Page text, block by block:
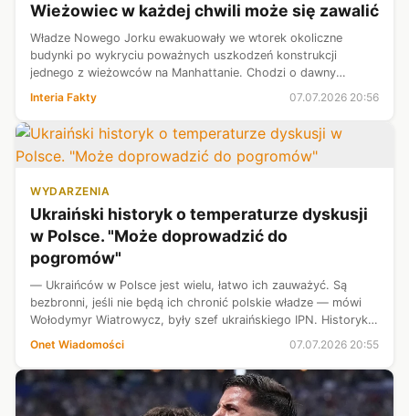
Wieżowiec w każdej chwili może się zawalić
Władze Nowego Jorku ewakuowały we wtorek okoliczne
budynki po wykryciu poważnych uszkodzeń konstrukcji
jednego z wieżowców na Manhattanie. Chodzi o dawny
biurowiec firmy Pfizer, który jest obecnie przebudowywany na
kompleks mieszkaniowy. Burmistrz mi...
Interia Fakty 07.07.2026 20:56
WYDARZENIA
Ukraiński historyk o temperaturze dyskusji
w Polsce. "Może doprowadzić do
pogromów"
— Ukraińców w Polsce jest wielu, łatwo ich zauważyć. Są
bezbronni, jeśli nie będą ich chronić polskie władze — mówi
Wołodymyr Wiatrowycz, były szef ukraińskiego IPN. Historyk
oskarża też polskich polityków o "falę histerii", a polskie
Onet Wiadomości 07.07.2026 20:55